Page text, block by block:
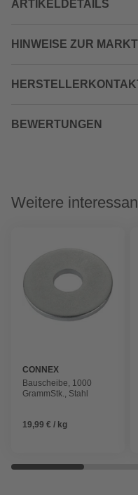
ARTIKELDETAILS
HINWEISE ZUR
BEWERTUNGEN
Weitere
CONNEX
Bauscheibe, 1000
GrammStk., Stahl
19,99 € / kg